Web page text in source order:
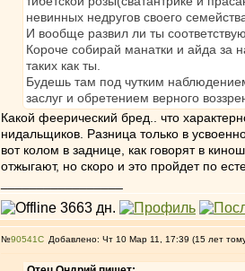
невинных недругов своего
И вообще развил ли ты
Короче собирай манатки и айда за
таких как ты.
Будешь там под чутким
заслуг и обретением верного
Какой феерический бред.. что
нидальщиков. Разница только в
вот колом в заднице, как говорят в
отжыгают, но скоро и это пройдет по
№90541 Добавлено: Чт 10 Мар 11, 17:39 (15 лет